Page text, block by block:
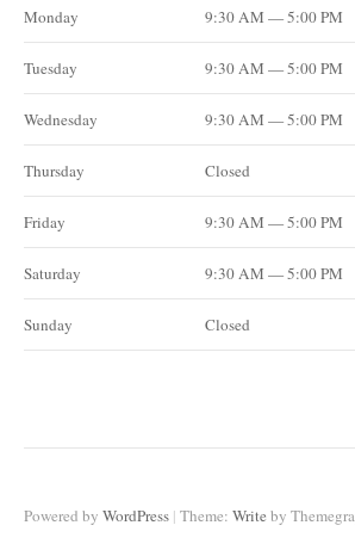
Monday 9:30 AM — 5:00 PM
Tuesday 9:30 AM — 5:00 PM
Wednesday 9:30 AM — 5:00 PM
Thursday Closed
Friday 9:30 AM — 5:00 PM
Saturday 9:30 AM — 5:00 PM
Sunday Closed
Powered by WordPress | Theme: Write by